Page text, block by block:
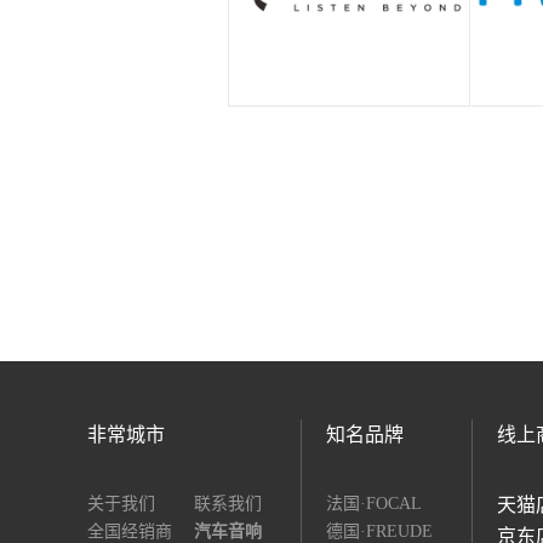
非常城市
关于我们
联系我们
全国经销商
汽车音响
知名品牌
法国·FOCAL
德国·FREUDE
线上
天猫
京东